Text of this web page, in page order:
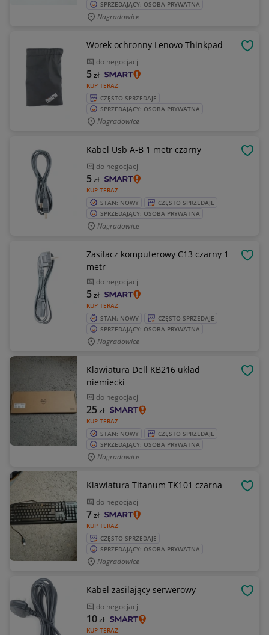
SPRZEDAJĄCY: OSOBA PRYWATNA
Nagradowice
Worek ochronny Lenovo Thinkpad
do negocjacji
KUP TERAZ
5zł
CZĘSTO SPRZEDAJE
SPRZEDAJĄCY: OSOBA PRYWATNA
Nagradowice
Kabel Usb A-B 1 metr czarny
do negocjacji
KUP TERAZ
5zł
STAN: NOWY
CZĘSTO SPRZEDAJE
SPRZEDAJĄCY: OSOBA PRYWATNA
Nagradowice
Zasilacz komputerowy C13 czarny 1
metr
do negocjacji
KUP TERAZ
5zł
STAN: NOWY
CZĘSTO SPRZEDAJE
SPRZEDAJĄCY: OSOBA PRYWATNA
Nagradowice
Klawiatura Dell KB216 układ
niemiecki
do negocjacji
KUP TERAZ
25zł
STAN: NOWY
CZĘSTO SPRZEDAJE
SPRZEDAJĄCY: OSOBA PRYWATNA
Nagradowice
Klawiatura Titanum TK101 czarna
do negocjacji
KUP TERAZ
7zł
CZĘSTO SPRZEDAJE
SPRZEDAJĄCY: OSOBA PRYWATNA
Nagradowice
Kabel zasilający serwerowy
do negocjacji
KUP TERAZ
10zł